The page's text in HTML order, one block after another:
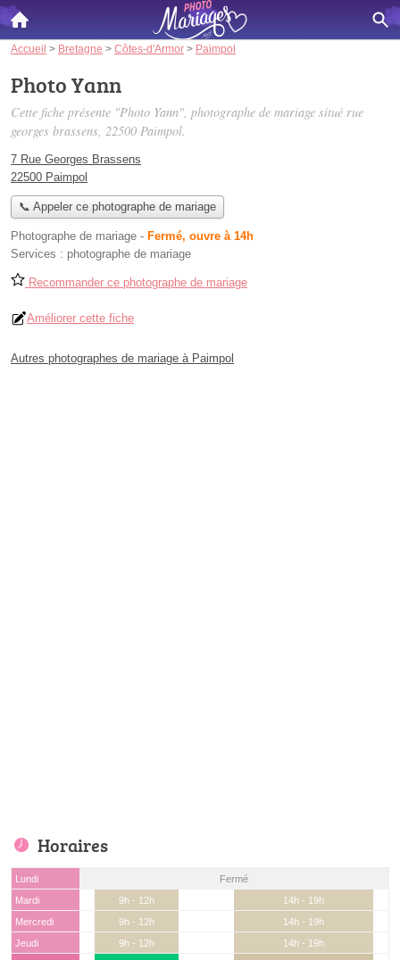
Accueil > Bretagne > Côtes-d'Armor > Paimpol
Photo Yann
Cette fiche présente "Photo Yann", photographe de mariage situé rue
georges brassens, 22500 Paimpol.
7 Rue Georges Brassens
22500 Paimpol
📞 Appeler ce photographe de mariage
Photographe de mariage - Fermé, ouvre à 14h
Services : photographe de mariage
Recommander ce photographe de mariage
Améliorer cette fiche
Autres photographes de mariage à Paimpol
Horaires
Lundi
Fermé
Mardi
9h - 12h
14h - 19h
Mercredi
9h - 12h
14h - 19h
Jeudi
9h - 12h
14h - 19h